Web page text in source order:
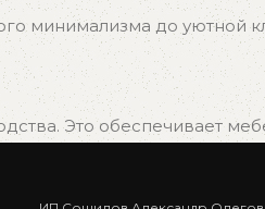
минимализма до уютной
Это обеспечивает